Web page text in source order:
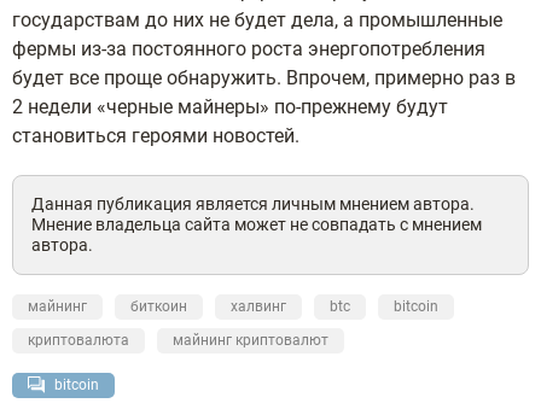
государствам до них не будет дела, а промышленные
фермы из-за постоянного роста энергопотребления
будет все проще обнаружить. Впрочем, примерно раз в
2 недели «черные майнеры» по-прежнему будут
становиться героями новостей.
Данная публикация является личным мнением автора.
Мнение владельца сайта может не совпадать с мнением
автора.
майнинг биткоин халвинг btc
bitcoin
криптовалюта
майнинг криптовалют
bitcoin